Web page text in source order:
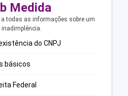
Medida
todas as informações sobre um
inadimplência.
do CNPJ
básicos
Federal